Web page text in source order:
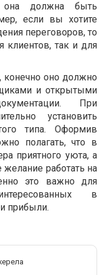
должна быть
если вы хотите
переговоров, то
так и для
конечно оно должно
и открытыми
При
установить
типа. Оформив
полагать, что в
приятного уюта, а
работать на
это важно для
в
прибыли.